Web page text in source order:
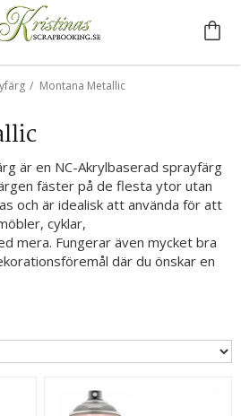
/ Montana Metallic
är en NC-Akrylbaserad sprayfärg
fäster på de flesta ytor utan
och är idealisk att använda för att
cyklar,
mera. Fungerar även mycket bra
där du önskar en